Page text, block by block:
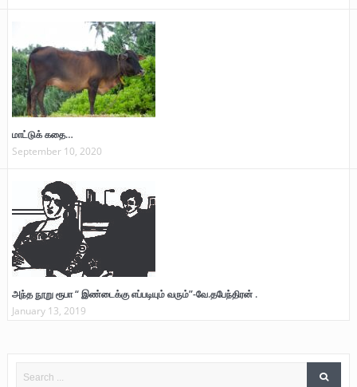
மாட்டுக் கதை…
September 10, 2020
அந்த நூறு ரூபா “ இண்டைக்கு எப்படியும் வரும்”-வே.தபேந்திரன் .
January 13, 2019